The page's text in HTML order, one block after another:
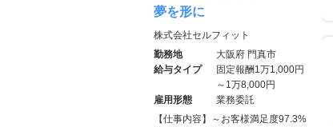
夢を形に
株式会社セルフィット
勤務地
大阪府 門真市
給与タイプ
固定報酬1万1,000円
～1万8,000円
雇用形態
業務委託
【仕事内容】～お客様満足度97.3%